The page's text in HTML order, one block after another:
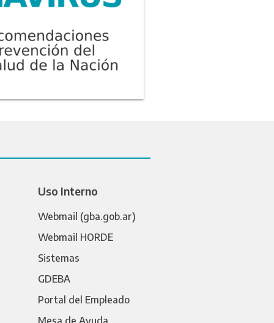
Uso Interno
Webmail (gba.gob.ar)
Webmail HORDE
Sistemas
GDEBA
Portal del Empleado
Mesa de Ayuda